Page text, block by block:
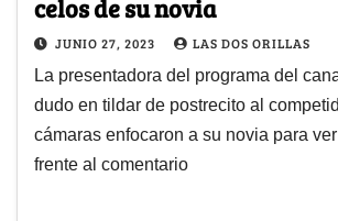
celos de su novia
JUNIO 27, 2023 LAS DOS ORILLAS
La presentadora del programa del
dudo en tildar de postrecito al
cámaras enfocaron a su novia para
frente al comentario